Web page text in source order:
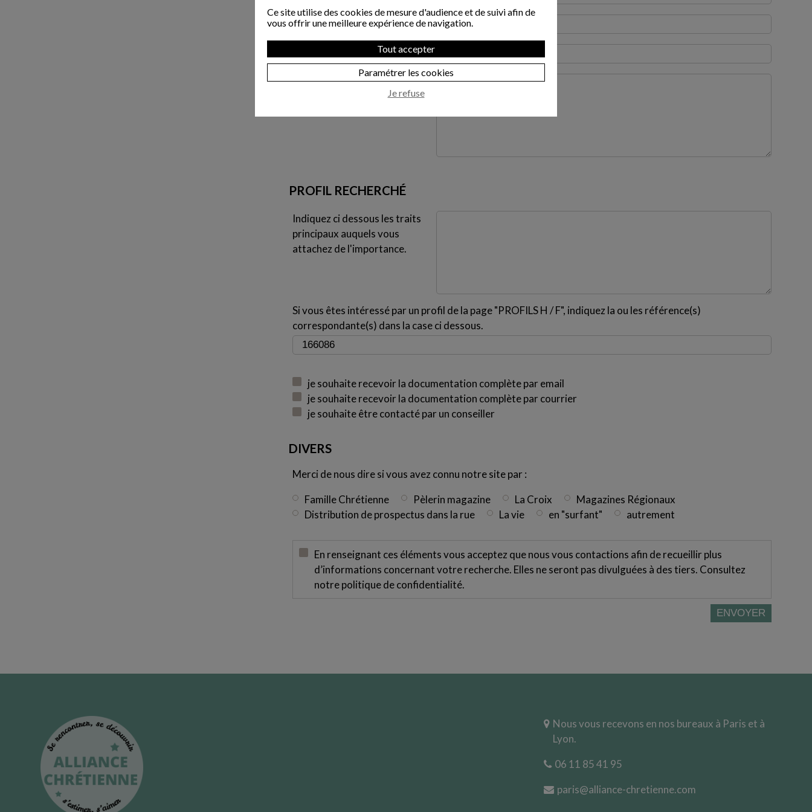
Situation familiale
*
Commentaire
PROFIL RECHERCHÉ
Indiquez ci dessous les traits
principaux auquels vous
attachez de l'importance.
Si vous êtes intéressé par un profil de la page "PROFILS H / F", indiquez la ou les référence(s)
correspondante(s) dans la case ci dessous.
je souhaite recevoir la documentation complète par email
je souhaite recevoir la documentation complète par courrier
je souhaite être contacté par un conseiller
DIVERS
Merci de nous dire si vous avez connu notre site par :
Famille Chrétienne
Pèlerin magazine La Croix
Magazines Régionaux
Distribution de prospectus dans la rue
La vie en "surfant" autrement
En renseignant ces éléments vous acceptez que nous vous contactions afin de recueillir plus
d’informations concernant votre recherche. Elles ne seront pas divulguées à des tiers. Consultez
notrepolitique de confidentialité.
Nous vous recevons en nos bureaux à Paris et à
Lyon.
06 11 85 41 95
paris@alliance-chretienne.com
Ce site utilise des cookies de mesure d'audience et de suivi afin de
vous offrir une meilleure expérience de navigation.
Tout accepter
Paramétrer les cookies
Je refuse